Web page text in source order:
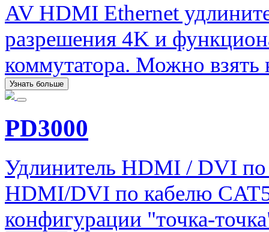
AV HDMI Ethernet
разрешения 4K и
коммутатора. Можно взять
Узнать больше
PD3000
Удлинитель HDMI / DVI по
HDMI/DVI по кабелю
конфигурации "точка-